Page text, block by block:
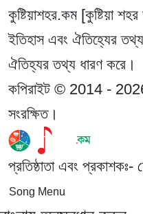
কুষ্টিয়াশহর.কম [কুষ্টিয়া
ইতিহাস এবং ঐতিহ্যের
ঐতিহ্যর তথ্য ধারণ করে।
কপিরাইট © 2014 - 2026
সংরক্ষিত।
প্রতিষ্ঠাতা এবং প্রকাশকঃ-
Song Menu